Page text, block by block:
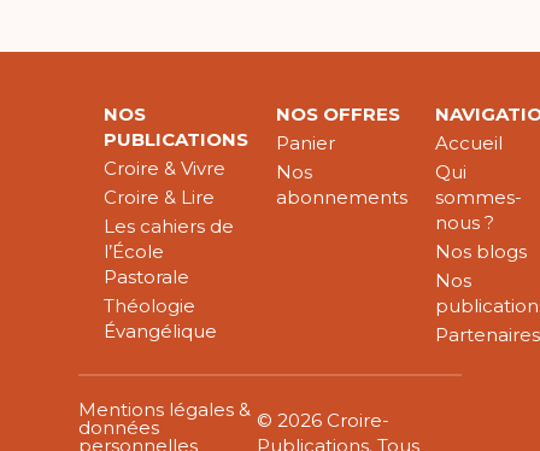
NOS
PUBLICATIONS
Croire & Vivre
Croire & Lire
Les cahiers de
l’École
Pastorale
Théologie
Évangélique
NOS OFFRES
Panier
Nos
abonnements
Accueil
Qui
sommes-
nous ?
Nos blogs
Nos
Partenaires
Mentions légales &
données
personnelles
© 2026 Croire-
Publications. Tous